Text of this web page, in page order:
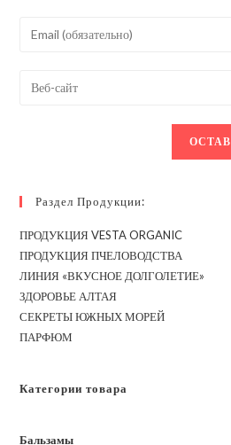
или
пользователя,
Введите
адрес,
Введите
Раздел Продукции:
ПРОДУКЦИЯ VESTA ORGANIC
ПРОДУКЦИЯ ПЧЕЛОВОДСТВА
ЛИНИЯ «ВКУСНОЕ ДОЛГОЛЕТИЕ»
ЗДОРОВЬЕ АЛТАЯ
СЕКРЕТЫ ЮЖНЫХ МОРЕЙ
ПАРФЮМ
Категории товара
Бальзамы